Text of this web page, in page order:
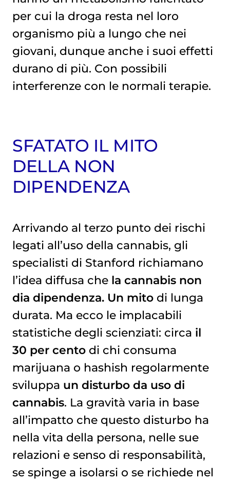
per cui la droga resta nel loro
organismo più a lungo che nei
giovani, dunque anche i suoi effetti
durano di più. Con possibili
interferenze con le normali terapie.
SFATATO IL MITO
DELLA NON
DIPENDENZA
Arrivando al terzo punto dei rischi
legati all’uso della cannabis, gli
specialisti di Stanford richiamano
l’idea diffusa che la cannabis non
dia dipendenza. Un mitodi lunga
durata. Ma ecco le implacabili
statistiche degli scienziati: circa il
30 per centodi chi consuma
marijuana o hashish regolarmente
sviluppa un disturbo da uso di
cannabis. La gravità varia in base
all’impatto che questo disturbo ha
nella vita della persona, nelle sue
relazioni e senso di responsabilità,
se spinge a isolarsi o se richiede nel